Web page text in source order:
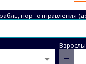
порт отправления
−